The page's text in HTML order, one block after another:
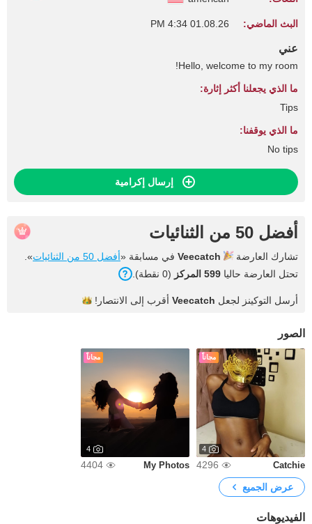
البث الماضي: 01.08.26 4:34 PM
عني
Hello, welcome to my room!
ما الذي يجعلنا أكثر إثارة:
Tips
ما الذي يوقفنا:
No tips
إرسال إكرامية
أفضل 50 من الثنائيات
تشارك العارضة Veecatch في مسابقة «أفضل 50 من الثنائيات
».
تحتل العارضة حاليا 599 المركز (0 نقطة).
أرسل التوكينز لجعل Veecatch أقرب إلى الانتصار!
الصور
مجاناً
4
Catchie
4296
مجاناً
4
My Photos
4404
عرض الجميع
الفيديوهات